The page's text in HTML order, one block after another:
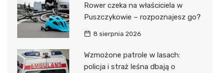
Rower czeka na właściciela w
Puszczykowie – rozpoznajesz go?
8 sierpnia 2026
Wzmożone patrole w lasach:
policja i straż leśna dbają o